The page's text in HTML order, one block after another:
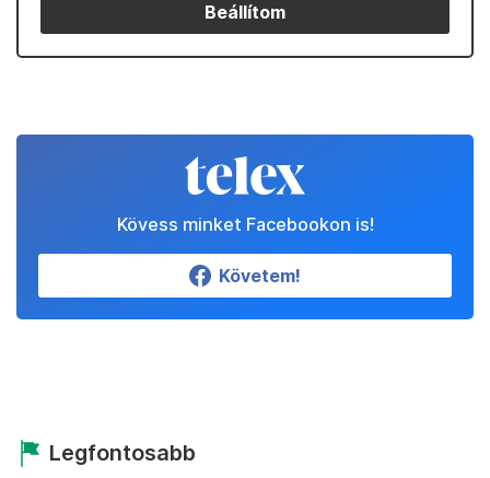
Beállítom
Kövess minket Facebookon is!
Követem!
Legfontosabb